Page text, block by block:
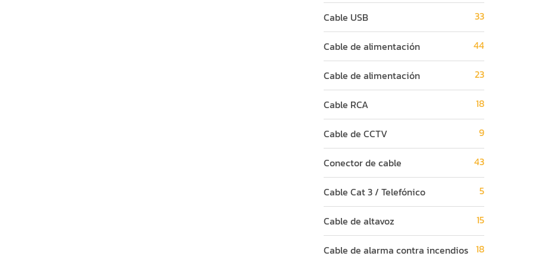
Cable USB 33
Cable de alimentación 44
Cable de alimentación 23
Cable RCA 18
Cable de CCTV 9
Conector de cable 43
Cable Cat 3 / Telefónico 5
Cable de altavoz 15
Cable de alarma contra incendios 18